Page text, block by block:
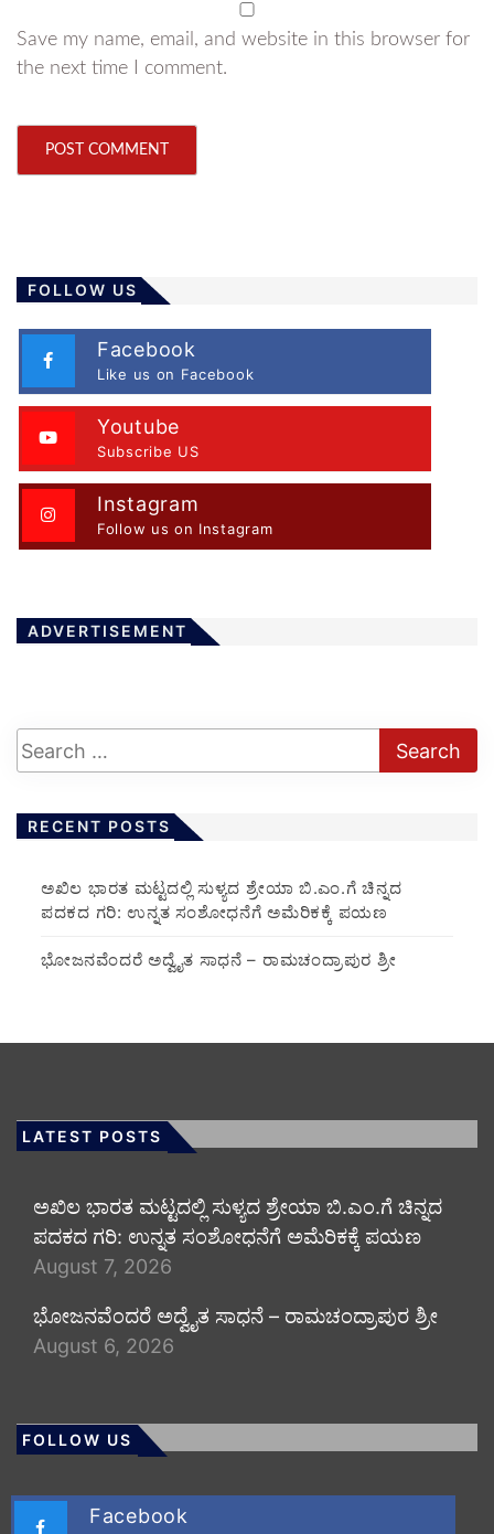
Save my name, email, and website in this browser for
the next time I comment.
FOLLOW US
Facebook
Like us on Facebook
Youtube
Subscribe US
Instagram
Follow us on Instagram
ADVERTISEMENT
RECENT POSTS
ಅಖಿಲ ಭಾರತ ಮಟ್ಟದಲ್ಲಿ ಸುಳ್ಯದ ಶ್ರೇಯಾ ಬಿ.ಎಂ.ಗೆ ಚಿನ್ನದ
ಪದಕದ ಗರಿ: ಉನ್ನತ ಸಂಶೋಧನೆಗೆ ಅಮೆರಿಕಕ್ಕೆ ಪಯಣ
ಭೋಜನವೆಂದರೆ ಅದ್ವೈತ ಸಾಧನೆ – ರಾಮಚಂದ್ರಾಪುರ ಶ್ರೀ
LATEST POSTS
ಅಖಿಲ ಭಾರತ ಮಟ್ಟದಲ್ಲಿ ಸುಳ್ಯದ ಶ್ರೇಯಾ ಬಿ.ಎಂ.ಗೆ ಚಿನ್ನದ
ಪದಕದ ಗರಿ: ಉನ್ನತ ಸಂಶೋಧನೆಗೆ ಅಮೆರಿಕಕ್ಕೆ ಪಯಣ
August 7, 2026
ಭೋಜನವೆಂದರೆ ಅದ್ವೈತ ಸಾಧನೆ – ರಾಮಚಂದ್ರಾಪುರ ಶ್ರೀ
August 6, 2026
FOLLOW US
Facebook